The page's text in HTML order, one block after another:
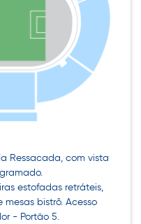
Ressacada, com vista
estofadas retráteis,
bistrô. Acesso
- Portão 5.